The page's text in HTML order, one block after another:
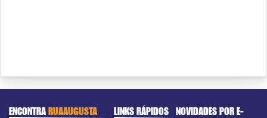
ENCONTRARUAAUGUSTA LINKS RÁPIDOS NOVIDADES POR E-